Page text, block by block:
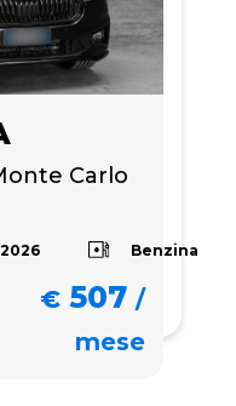
Carlo
Benzina
€ 507 /
mese